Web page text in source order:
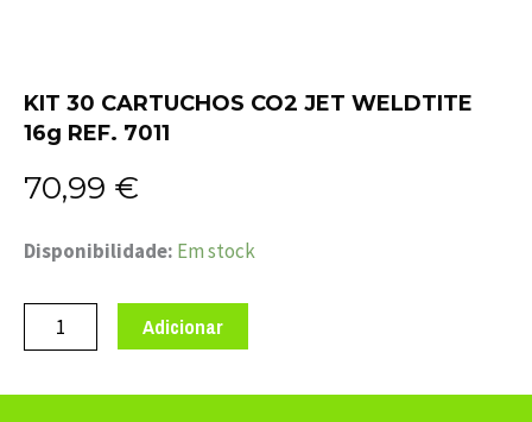
KIT 30 CARTUCHOS CO2 JET WELDTITE
16g REF. 7011
70,99 €
Disponibilidade: Em stock
Quantidade
30
Adicionar